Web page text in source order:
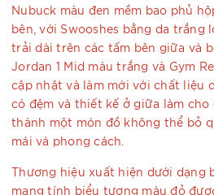
Nubuck màu đen mềm bao phủ
bên, với Swooshes bằng da trắng
trải dài trên các tấm bên giữa và
Jordan 1 Mid màu trắng và Gym
cập nhật và làm mới với chất liệu
có đệm và thiết kế ở giữa làm
thành một món đồ không thể bỏ
mái và phong cách.
Thương hiệu xuất hiện dưới dạng
mang tính biểu tượng màu đỏ